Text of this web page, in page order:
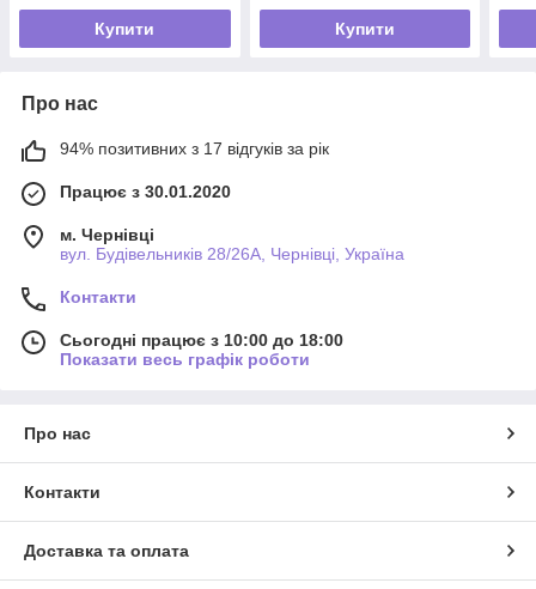
Купити Купити
Про нас
94% позитивних з 17 відгуків за рік
Працює з 30.01.2020
м. Чернівці
вул. Будівельників 28/26А, Чернівці, Україна
Контакти
Сьогодні працює з 10:00 до 18:00
Показати весь графік роботи
Про нас
Контакти
Доставка та оплата